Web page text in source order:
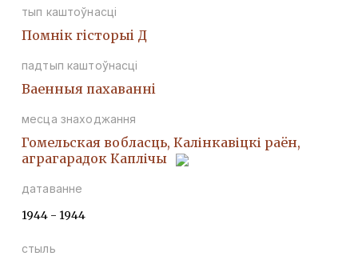
тып каштоўнасці
Помнiк гiсторыi Д
падтып каштоўнасці
Ваенныя пахаваннi
месца знаходжання
Гомельская вобласць, Калінкавіцкі раён,
аграгарадок Каплічы
датаванне
1944 - 1944
стыль